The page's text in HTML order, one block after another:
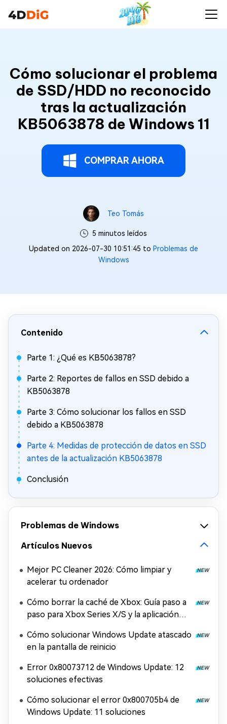
Cómo solucionar el problema
de SSD/HDD no reconocido
tras la actualización
KB5063878 de Windows 11
COMPRAR AHORA
Teo Tomás
5 minutos leídos
Updated on 2026-07-30 10:51:45 to Problemas de
Windows
Contenido
Parte 1: ¿Qué es KB5063878?
Parte 2: Reportes de fallos en SSD debido a
KB5063878
Parte 3: Cómo solucionar los fallos en SSD
debido a KB5063878
Parte 4: Medidas de protección de datos en SSD
antes de la actualización KB5063878
Conclusión
Problemas de Windows
Artículos Nuevos
Mejor PC Cleaner 2026: Cómo limpiar y
acelerar tu ordenador
Cómo borrar la caché de Xbox: Guía paso a
paso para Xbox Series X/S y la aplicación
Cómo solucionar Windows Update atascado
en la pantalla de reinicio
Error 0x80073712 de Windows Update: 12
soluciones efectivas
Cómo solucionar el error 0x800705b4 de
Windows Update: 11 soluciones